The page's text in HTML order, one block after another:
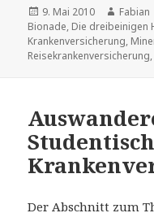
Veröffentlicht
am
9. Mai 2010 Autor
Fabian
Bionade, Die dreibeinigen
Krankenversicherung,
Reisekrankenversicherung,
Der Abschnitt zum